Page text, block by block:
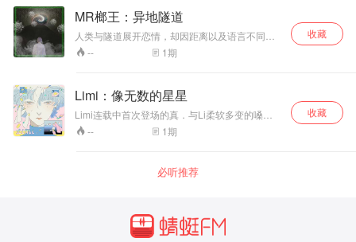
奋不顾身、不畏生死的报道时我的眼泪不住流
淌，因为他们是真英雄，他们守护平安的最后防
线。
MR榔王：异地隧道
人类与隧道展开恋情，却因距离以及语言不同而
劈腿爱上自强号，这是甚么鬼东西?
-- 1期
收藏
Limi：像无数的星星
Limi连载中首次登场的真．与Li柔软多变的嗓音
烘托氛围，诠释最心碎、也最令人难以忘怀的恋
情完结篇。 Limi，成立于2018年，来自台北的双
所组成，团名融合两人的名字，曲风为弛放音乐
（Chill out music）与神游舞曲（Trip-hop），弛
-- 1期
收藏
必听推荐